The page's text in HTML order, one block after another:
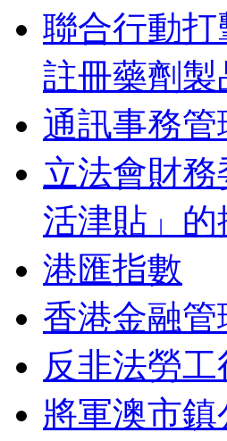
聯合行動
註冊藥劑製
通訊事務
立法會財
活津貼」的
港匯指數
香港金融
反非法勞
將軍澳市